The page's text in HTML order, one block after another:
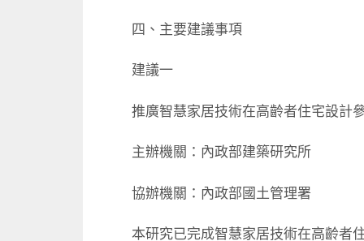
四、主要建議事項
建議一
推廣智慧家居技術在高齡者住宅設計
主辦機關：內政部建築研究所
協辦機關：內政部國土管理署
本研究已完成智慧家居技術在高齡者